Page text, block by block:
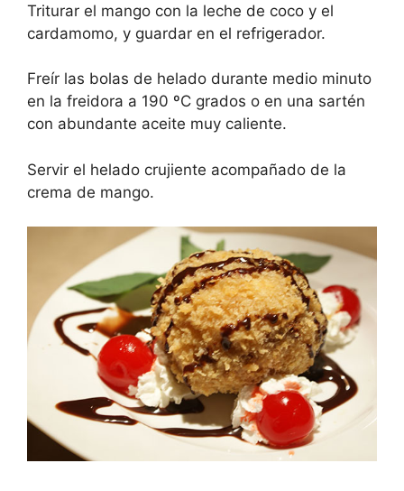
Triturar el mango con la leche de coco y el
cardamomo, y guardar en el refrigerador.
Freír las bolas de helado durante medio minuto
en la freidora a 190 ºC grados o en una sartén
con abundante aceite muy caliente.
Servir el helado crujiente acompañado de la
crema de mango.